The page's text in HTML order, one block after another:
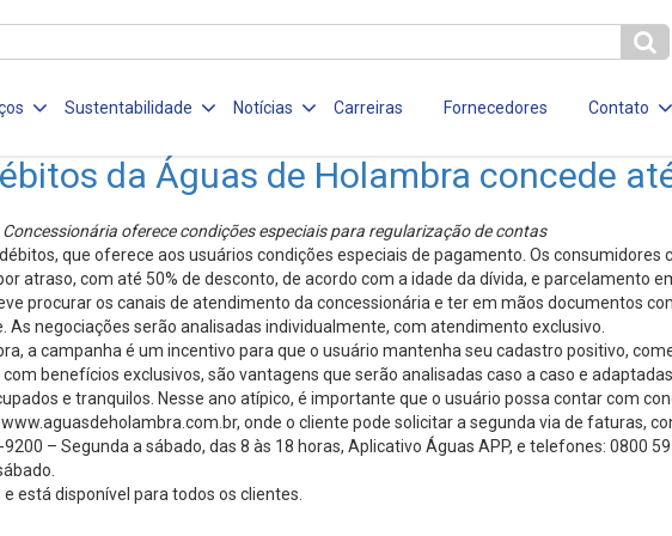
Sustentabilidade Notícias Carreiras Fornecedores Contato
da Águas de Holambra concede
Concessionária oferece condições especiais para regularização de contas
que oferece aos usuários condições especiais de pagamento. Os
atraso, com até 50% de desconto, de acordo com a idade da dívida, e parcelamento
procurar os canais de atendimento da concessionária e ter em mãos documentos
negociações serão analisadas individualmente, com atendimento exclusivo.
a campanha é um incentivo para que o usuário mantenha seu cadastro positivo,
benefícios exclusivos, são vantagens que serão analisadas caso a caso e
e tranquilos. Nesse ano atípico, é importante que o usuário possa contar com
onde o cliente pode solicitar a segunda via de faturas,
– Segunda a sábado, das 8 às 18 horas, Aplicativo Águas APP, e telefones: 0800
está disponível para todos os clientes.